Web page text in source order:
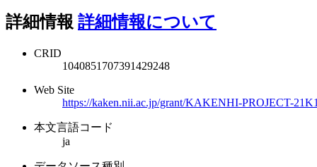
詳細情報 詳細情報について
CRID
1040851707391429248
Web Site
https://kaken.nii.ac.jp/grant/KAKENHI-PROJECT-
本文言語コード
ja